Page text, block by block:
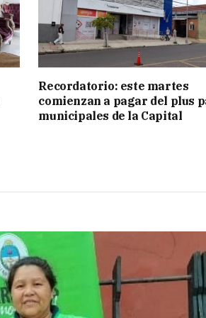
Recordatorio: este martes
comienzan a pagar del plus
municipales de la Capital